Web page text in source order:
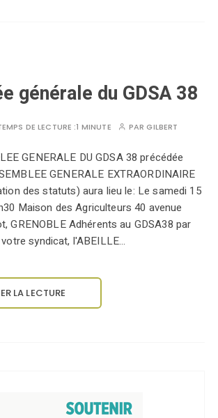
générale du GDSA 38
DE LECTURE :1 MINUTE PARGILBERT
GENERALE DU GDSA 38 précédée
GENERALE EXTRAORDINAIRE
des statuts) aura lieu le: Le samedi 15
Maison des Agriculteurs 40 avenue
GRENOBLE Adhérents au GDSA38 par
syndicat, l'ABEILLE…
LA LECTURE